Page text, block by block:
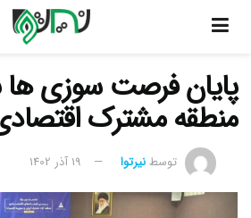
پایان فرصت سوزی ها
منطقه مشترک
توسطنیرتوا 19 آذر 1402